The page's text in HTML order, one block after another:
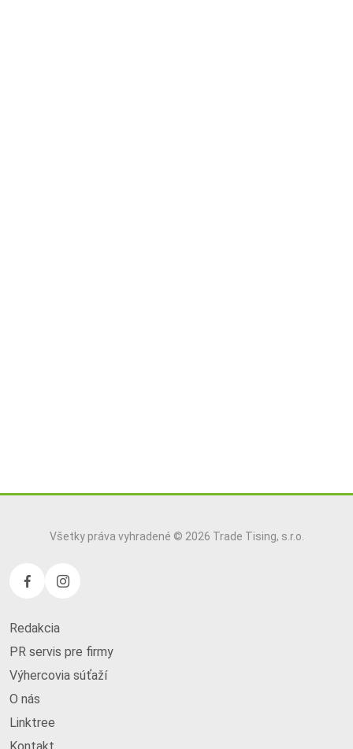
Všetky práva vyhradené © 2026 Trade Tising, s.r.o.
Redakcia
PR servis pre firmy
Výhercovia súťaží
O nás
Linktree
Kontakt